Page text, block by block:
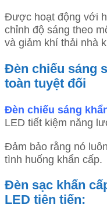
Được hoạt động với
chỉnh độ sáng theo
và giảm khí thải nhà
Đèn chiếu sáng
toàn tuyệt đối
Đèn chiếu sáng
LED tiết kiệm năng
Đảm bảo rằng nó
tình huống khẩn cấp.
Đèn sạc khẩn
LED tiên tiến: